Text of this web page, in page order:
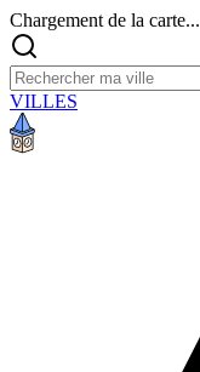
Chargement de la carte...
VILLES